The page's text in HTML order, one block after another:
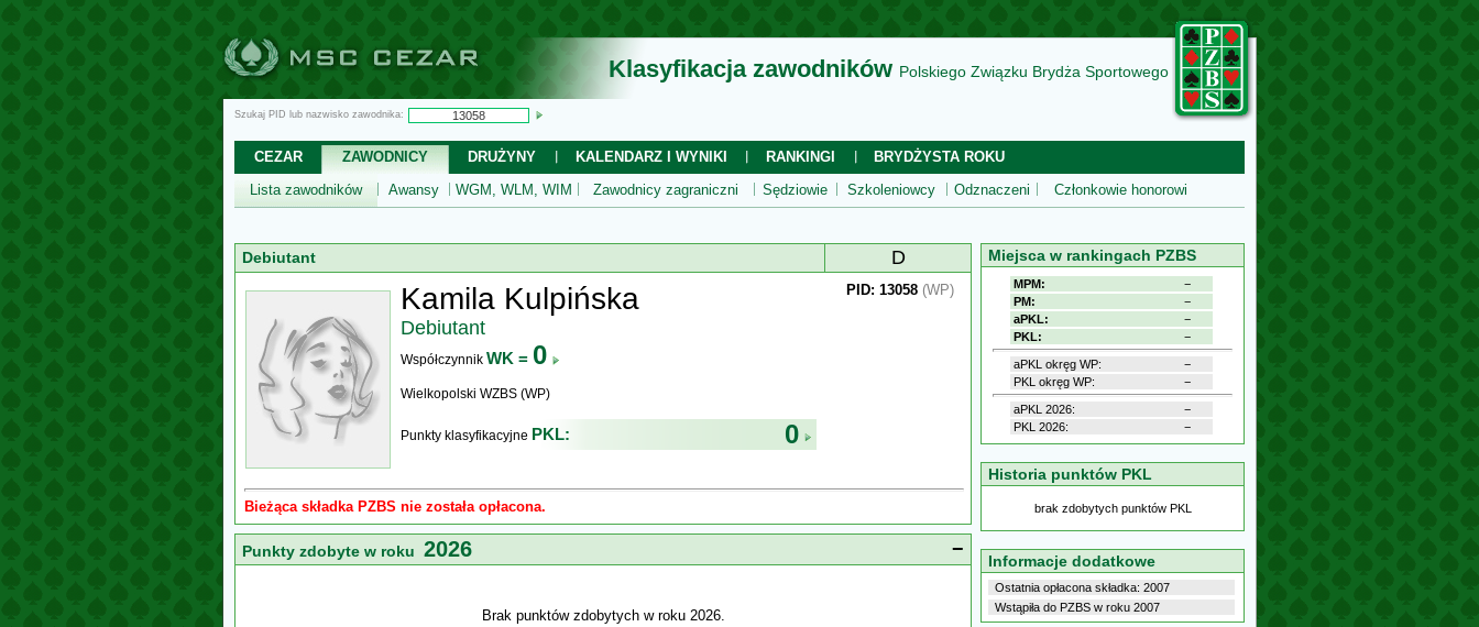
Klasyfikacja zawodników Polskiego Związku Brydża Sportowego
Szukaj PID lub nazwisko zawodnika:
CEZAR ZAWODNICY DRUŻYNY KALENDARZ I WYNIKI RANKINGI
BRYDŻYSTA ROKU
Lista zawodników
Awansy WGM, WLM, WIM Zawodnicy zagraniczni Sędziowie Szkoleniowcy Odznaczeni Członkowie honorowi
Debiutant D
Kamila Kulpińska
Debiutant
Współczynnik WK = 0
Wielkopolski WZBS (WP)
Punkty klasyfikacyjne PKL: 0
PID: 13058 (WP)
Bieżąca składka PZBS nie została opłacona.
Punkty zdobyte w roku 2026 −
Brak punktów zdobytych w roku 2026.
Miejsca w rankingach PZBS
MPM:
−
PM:
−
aPKL:
−
PKL:
−
aPKL okręg WP:
−
PKL okręg WP:
−
aPKL 2026:
−
PKL 2026:
−
Historia punktów PKL
brak zdobytych punktów PKL
Informacje dodatkowe
Ostatnia opłacona składka: 2007
Wstąpiła do PZBS w roku 2007